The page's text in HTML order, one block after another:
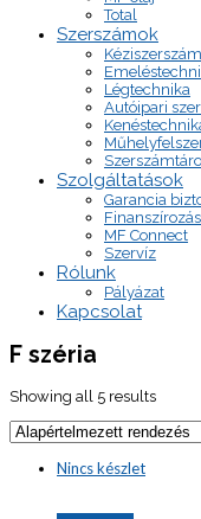
Total
Szerszámok
Légtechnika
Autóipari
Szolgáltatások
Garancia
MF Connect
Szervíz
Rólunk
Pályázat
Kapcsolat
F széria
Showing all 5 results
Nincs készlet